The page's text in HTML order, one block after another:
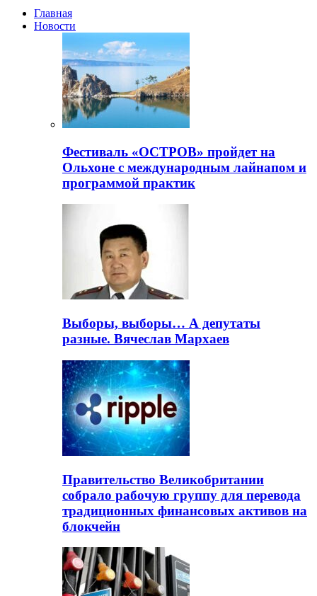
Главная
Новости
Фестиваль «ОСТРОВ» пройдет на
Ольхоне с международным лайнапом и
программой практик
Выборы, выборы… А депутаты
разные. Вячеслав Мархаев
Правительство Великобритании
собрало рабочую группу для перевода
традиционных финансовых активов на
блокчейн